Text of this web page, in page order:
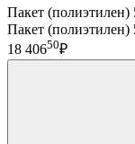
Пакет
Пакет (полиэтилен)
18 40650₽